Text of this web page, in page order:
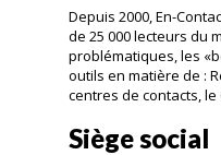
Depuis 2000, En-
de 25 000 lecteurs du
problématiques, les
outils en matière de :
centres de contacts, le
Siège social